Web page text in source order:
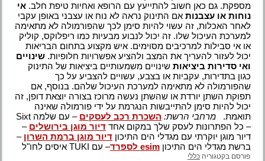
מספקת. גם כאן חשוב להתייעץ עם הרופא ואחיות טיפת חלב. אי
נוחות או עצבנות אם התינוק נראה לא נוח או עצבני באופן עקבי
לאחר האכלות, זה עשוי להיות סימן לכך שהפורמולה לא מתאימה
למערכת העיכול שלו. זה יכול לנבוע מבעיות כמו ריפלוקס, קוליק
או אי סבילות למרכיבים מסוימים. איש מקצוע בתחום הבריאות
יכול לעזור להעריך את המצב ולהציע אפשרויות חלופיות. שינויים
ואי סדירות ביציאות שינויים משמעותיים ביציאות של התינוק
כגון בתדירות, עקביות או בצבע, עשויים להצביע על כך
שהפורמולה לא מתאימה למערכת העיכול שלהם. בנוסף, אם
תפוקת השתן יורדת או שהשתן נעשה מרוכז בצורה יוצאת דופן, זה
יכול להיות סימן להתייבשות הנגרמת על ידי פורמולה שאינה
תואמת. מרחבי הרשת: השכרת רכב לעסקים
– עם שלמה Sixt
– כל הפתרונות לעסק שלך במקום אחד דיור מוגן בירושלים –
דיור מוגן יוקרתי עם מגדלי הים התיכון דיור מוגן ברמת השרון –
ברשת מגדלי הים התיכון esim לספרד – עם TUKI איסים לחו"ל
פורסם בקטגוריה כללי